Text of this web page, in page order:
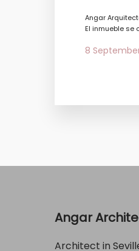
Angar
El inmueble se
8
Angar
Architect in